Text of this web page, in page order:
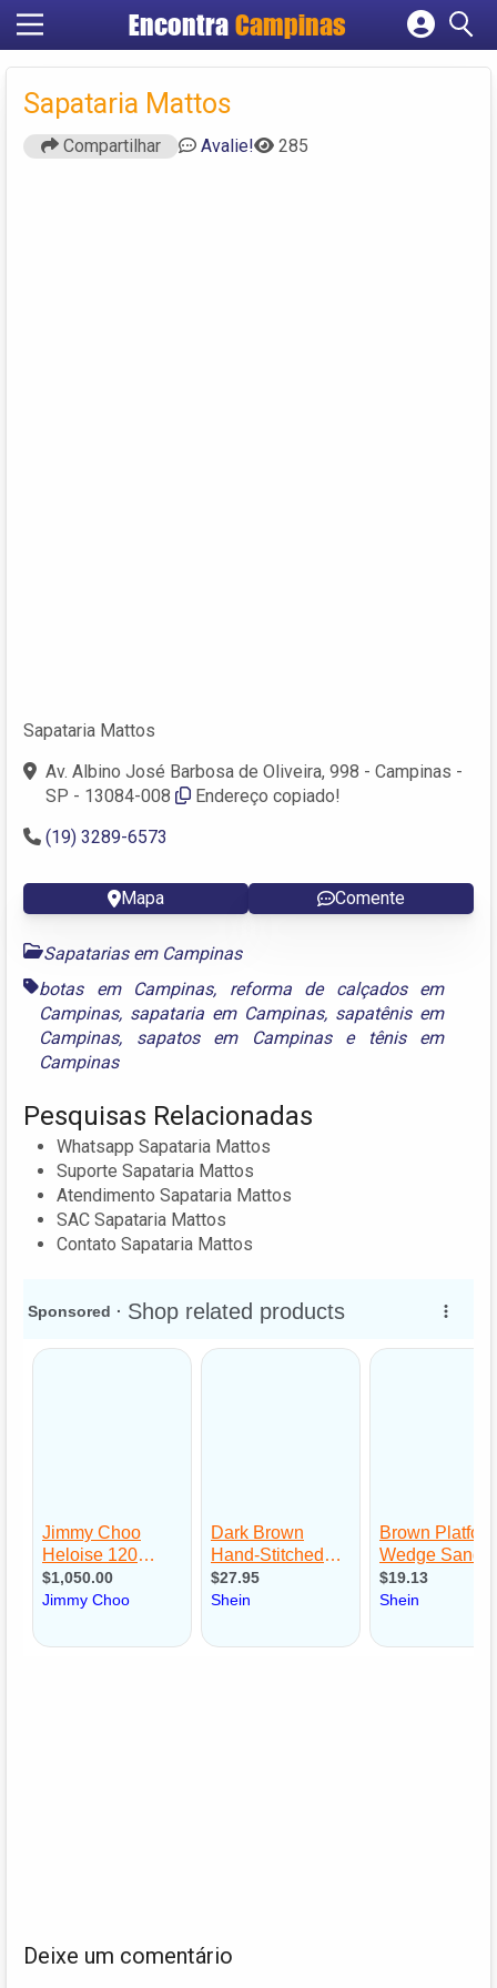
Encontra Campinas
Cadastrar empresa
Criar conta
Sapataria Mattos
Compartilhar Avalie! 285
Sapataria Mattos
Av. Albino José Barbosa de Oliveira, 998 - Campinas -
SP - 13084-008
Endereço copiado!
(19) 3289-6573
Mapa Comente
Sapatarias em Campinas
botas em Campinas, reforma de calçados em
Campinas, sapataria em Campinas, sapatênis em
Campinas, sapatos em Campinase
tênis em
Campinas
Pesquisas Relacionadas
Whatsapp Sapataria Mattos
Suporte Sapataria Mattos
Atendimento Sapataria Mattos
SAC Sapataria Mattos
Contato Sapataria Mattos
Deixe um comentário